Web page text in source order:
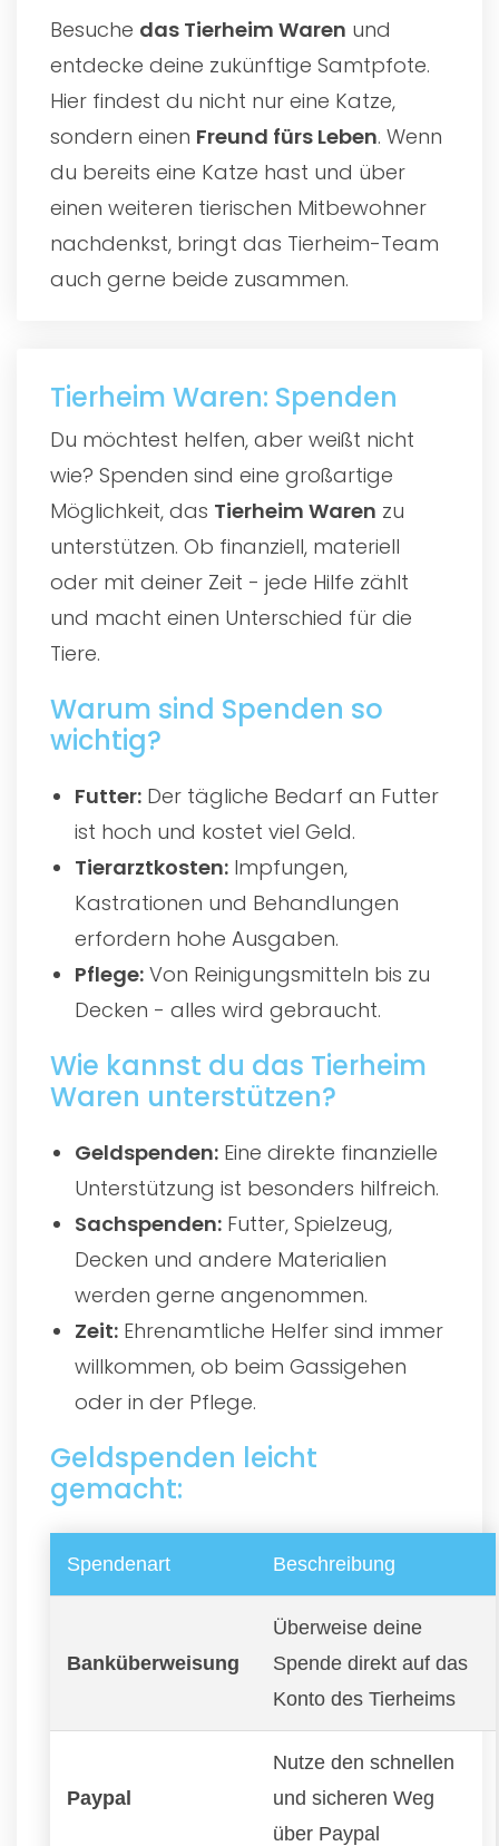
Besuche das Tierheim Waren und
entdecke deine zukünftige Samtpfote.
Hier findest du nicht nur eine Katze,
sondern einen Freund fürs Leben. Wenn
du bereits eine Katze hast und über
einen weiteren tierischen Mitbewohner
nachdenkst, bringt das Tierheim-Team
auch gerne beide zusammen.
Tierheim Waren: Spenden
Du möchtest helfen, aber weißt nicht
wie? Spenden sind eine großartige
Möglichkeit, das Tierheim Waren zu
unterstützen. Ob finanziell, materiell
oder mit deiner Zeit - jede Hilfe zählt
und macht einen Unterschied für die
Tiere.
Warum sind Spenden so
wichtig?
Futter: Der tägliche Bedarf an Futter
ist hoch und kostet viel Geld.
Tierarztkosten: Impfungen,
Kastrationen und Behandlungen
erfordern hohe Ausgaben.
Pflege: Von Reinigungsmitteln bis zu
Decken - alles wird gebraucht.
Wie kannst du das Tierheim
Waren unterstützen?
Geldspenden: Eine direkte finanzielle
Unterstützung ist besonders hilfreich.
Sachspenden: Futter, Spielzeug,
Decken und andere Materialien
werden gerne angenommen.
Zeit: Ehrenamtliche Helfer sind immer
willkommen, ob beim Gassigehen
oder in der Pflege.
Geldspenden leicht
gemacht:
Spendenart Beschreibung
Banküberweisung
Überweise deine
Spende direkt auf das
Konto des Tierheims
Paypal
Nutze den schnellen
und sicheren Weg
über Paypal